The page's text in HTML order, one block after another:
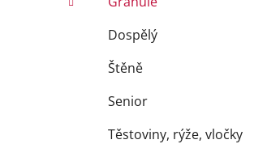
Dospělý
Štěně
Senior
Těstoviny, rýže, vločky